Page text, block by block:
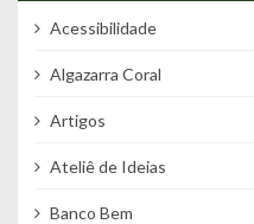
Acessibilidade
Algazarra Coral
Artigos
Ateliê de Ideias
Banco Bem